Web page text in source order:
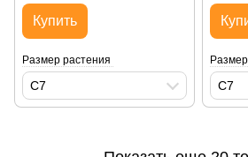
Купить
Размер растения
С7 С7